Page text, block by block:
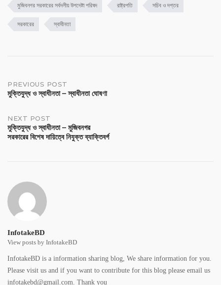
মুজিবনগর সরকারের সর্বদলীয় উপদেষ্টা পরিষদ রাষ্ট্রপতি সচিব ও দপ্তর
সরকারের স্বাধীনতা
PREVIOUS POST
মু‌ক্তিযুদ্ধ ও স্বাধীনতা – স্বাধীনতা ঘোষণা
NEXT POST
মু‌ক্তিযুদ্ধ ও স্বাধীনতা – মুজিবনগর
সরকারের বিশেষ দায়িত্বে নিযুক্ত ব্যাক্তিবর্গ
InfotakeBD
View posts by InfotakeBD
InfotakeBD is a information sharing blog, We share information for you.
Please visit us and if you want to contribute for this blog please email us
infotakebd@gmail.com. Thank you